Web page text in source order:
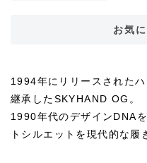
お気
1994年にリリースされた
継承したSKYHAND OG。
1990年代のデザインDNA
トシルエットを現代的な履